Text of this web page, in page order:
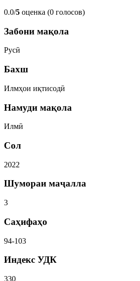
0.0/5 оценка (0 голосов)
Забони мақола
Русӣ
Бахш
Илмҳои иқтисодӣ
Намуди мақола
Илмӣ
Сол
2022
Шумораи маҷалла
3
Саҳифаҳо
94-103
Индекс УДК
330